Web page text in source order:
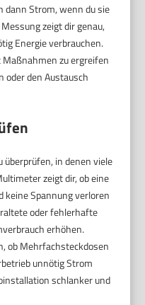
dann Strom, wenn du sie
zeigt dir genau,
Energie verbrauchen.
Maßnahmen zu ergreifen
oder den Austausch
überprüfen, in denen viele
zeigt dir, ob eine
Spannung verloren
oder fehlerhafte
erhöhen.
ob Mehrfachsteckdosen
unnötig Strom
schlanker und